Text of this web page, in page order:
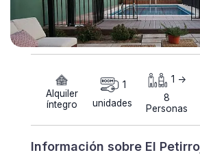
Alquiler
íntegro
1
unidades
1 ->
8
Personas
Información sobre El